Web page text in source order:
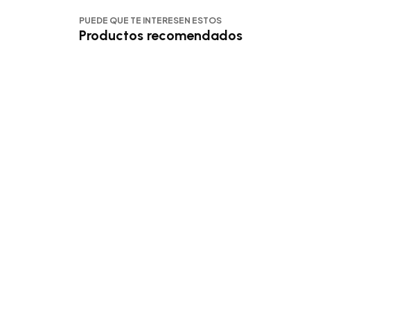
PUEDE QUE TE INTERESEN ESTOS
Productos recomendados